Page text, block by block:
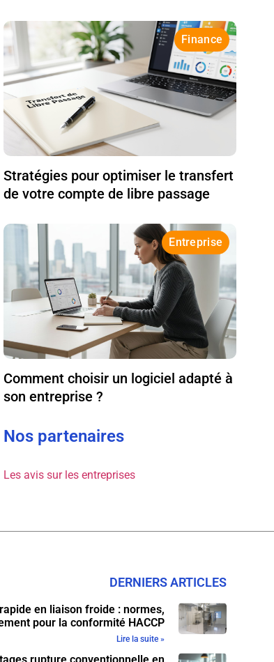
Finance
Stratégies pour optimiser le transfert
de votre compte de libre passage
Entreprise
Comment choisir un logiciel adapté à
son entreprise ?
Nos partenaires
Les avis sur les entreprises
DERNIERS ARTICLES
en liaison froide : normes,
pour la conformité HACCP
Lire la suite »
rupture conventionnelle en